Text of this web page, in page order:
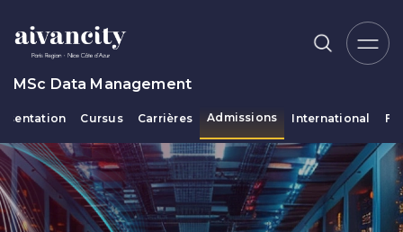
MSc Data Management
Cursus Carrières Admissions International